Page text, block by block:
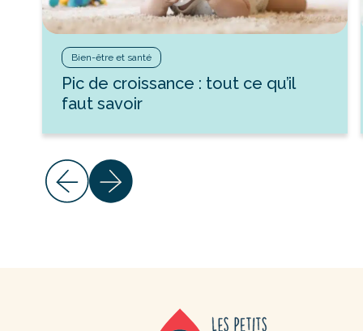
Bien-être et santé
Pic de croissance : tout ce qu’il
faut savoir